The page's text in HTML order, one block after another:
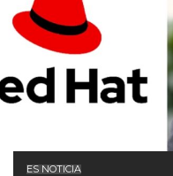
ES NOTICIA